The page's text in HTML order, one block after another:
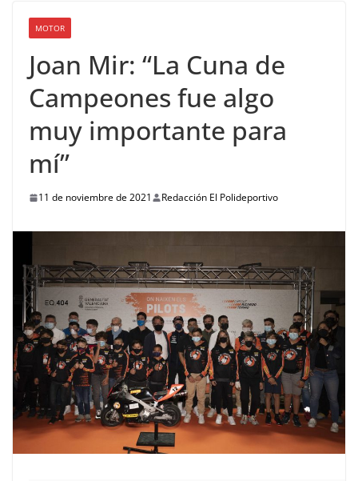
MOTOR
Joan Mir: “La Cuna de
Campeones fue algo
muy importante para
mí”
11 de noviembre de 2021 Redacción El Polideportivo